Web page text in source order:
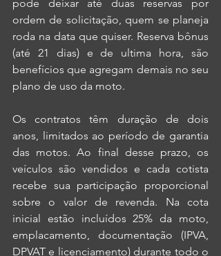
pode deixar até duas reservas por
ordem de solicitação, quem se planeja
roda na data que quiser. Reserva bônus
(até 21 dias) e de ultima hora, são
benefícios que agregam demais no seu
plano de uso da moto.
Os contratos têm duração de dois
anos, limitados ao período de garantia
das motos. Ao final desse prazo, os
veículos são vendidos e cada cotista
recebe sua participação proporcional
sobre o valor de revenda. Na cota
inicial estão incluídos 25% da moto,
emplacamento, documentação (IPVA,
DPVAT e licenciamento) durante todo o